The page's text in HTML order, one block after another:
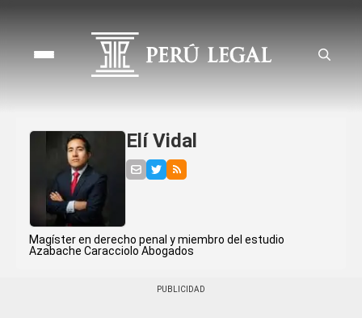
Elí Vidal
Magíster en derecho penal y miembro del estudio
Azabache Caracciolo Abogados